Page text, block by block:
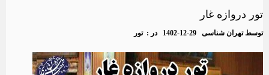
تور دروازه غار
توسطتهران شناسی 1402-12-29 در :تور